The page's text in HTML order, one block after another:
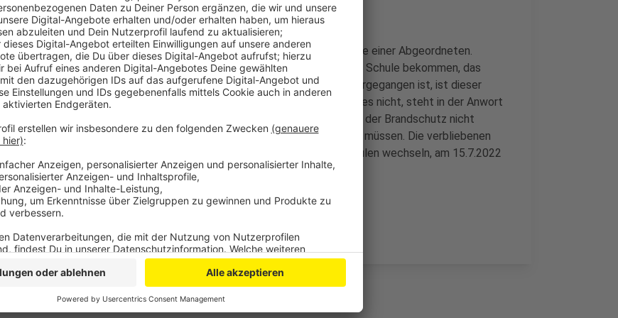
Das steht in der Antwort des Bildungsministeriums auf die Anfrage einer Abgeordneten.
Soliman hatte demnach Geld vom Land für Baumaßnahmen an der Schule bekommen, das
musste er zurückzahlen. Da Soliman nicht gegen den Bescheid vorgegangen ist, ist dieser
rechtskräftig. Weitere Rückzahlungsansprüche des Landes gebe es nicht, steht in der Anwort
des Landes. Die Schule musste damals geschlossen werden, weil der Brandschutz nicht
ausreichend war, dafür hätten 13 Millionen Euro investiert werden müssen. Die verbliebenen
rund 500 Schülerinnen und Schüler mussten dann zu anderen Schulen wechseln, am 15.7.2022
endete die 170-jährige Schulgeschichte des Gymnasiums.
Anzeige